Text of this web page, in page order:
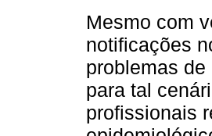
Mesmo com
notificações
problemas
para tal
profissionais